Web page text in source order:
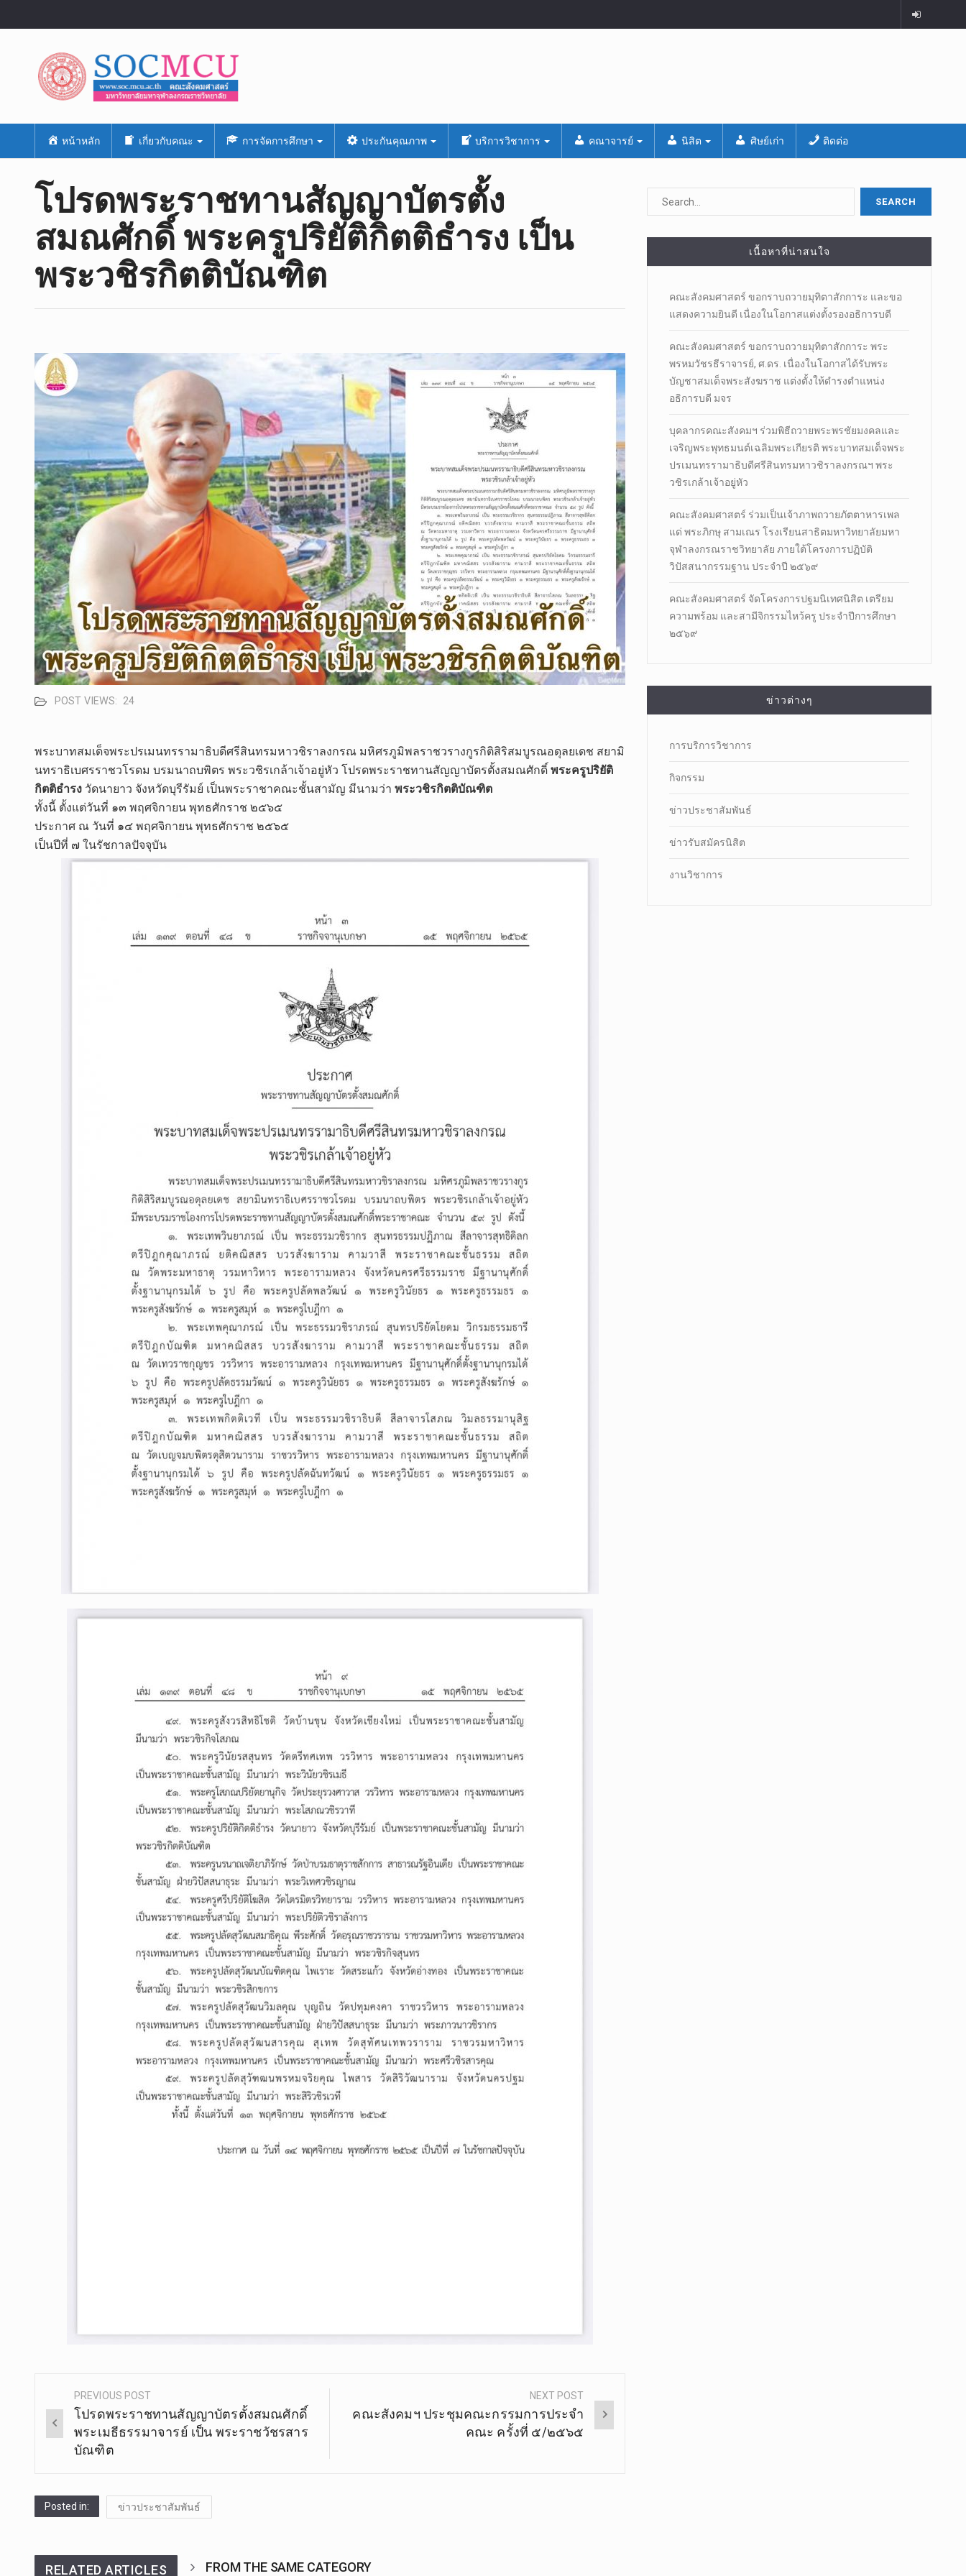
หน้าหลัก เกี่ยวกับคณะ การจัดการศึกษา ประกันคุณภาพ บริการวิชาการ คณาจารย์ นิสิต ศิษย์เก่า ติดต่อ
โปรดพระราชทานสัญญาบัตรตั้ง
สมณศักดิ์ พระครูปริยัติกิตติธำรง เป็น
พระวชิรกิตติบัณฑิต
POST VIEWS: 24
พระบาทสมเด็จพระปรเมนทรรามาธิบดีศรีสินทรมหาวชิราลงกรณ มหิศรภูมิพลราชวรางกูรกิติสิริสมบูรณอดุลยเดช สยามิ
นทราธิเบศรราชวโรดม บรมนาถบพิตร พระวชิรเกล้าเจ้าอยู่หัว​ โปรดพระราชทานสัญญาบัตรตั้งสมณศักดิ์ พระครูปริยัติ
กิตติธำรง วัดนายาว จังหวัดบุรีรัมย์ เป็นพระราชาคณะชั้นสามัญ มีนามว่า พระวชิรกิตติบัณฑิต
ทั้งนี้ ตั้งแต่วันที่ ๑๓ พฤศจิกายน พุทธศักราช ๒๕๖๕
ประกาศ ณ วันที่ ๑๔ พฤศจิกายน​ พุทธศักราช ๒๕๖๕
เป็นปีที่ ๗ ในรัชกาลปัจจุบัน
Post
navigation
PREVIOUS POST
โปรดพระราชทานสัญญาบัตรตั้งสมณศักดิ์
พระเมธีธรรมาจารย์ เป็น พระราชวัชรสาร
บัณฑิต
NEXT POST
คณะสังคมฯ ประชุมคณะกรรมการประจำ
คณะ ครั้งที่ ๕/๒๕๖๕
Posted in: ข่าวประชาสัมพันธ์
RELATED ARTICLES FROM THE SAME CATEGORY
เนื้อหาที่น่าสนใจ
คณะสังคมศาสตร์ ขอกราบถวายมุทิตาสักการะ และขอ
แสดงความยินดี เนื่องในโอกาสแต่งตั้งรองอธิการบดี
คณะสังคมศาสตร์ ขอกราบถวายมุทิตาสักการะ พระ
พรหมวัชรธีราจารย์, ศ.ดร. เนื่องในโอกาสได้รับพระ
บัญชาสมเด็จพระสังฆราช แต่งตั้งให้ดำรงตำแหน่ง
อธิการบดี มจร
บุคลากรคณะสังคมฯ ร่วมพิธีถวายพระพรชัยมงคลและ
เจริญพระพุทธมนต์เฉลิมพระเกียรติ พระบาทสมเด็จพระ
ปรเมนทรรามาธิบดีศรีสินทรมหาวชิราลงกรณฯ พระ
วชิรเกล้าเจ้าอยู่หัว
คณะสังคมศาสตร์ ร่วมเป็นเจ้าภาพถวายภัตตาหารเพล
แด่ พระภิกษุ สามเณร โรงเรียนสาธิตมหาวิทยาลัยมหา
จุฬาลงกรณราชวิทยาลัย ภายใต้โครงการปฏิบัติ
วิปัสสนากรรมฐาน ประจำปี ๒๕๖๙
คณะสังคมศาสตร์ จัดโครงการปฐมนิเทศนิสิต เตรียม
ความพร้อม และสามีจิกรรมไหว้ครู ประจำปีการศึกษา
๒๕๖๙
ข่าวต่างๆ
การบริการวิชาการ
กิจกรรม
ข่าวประชาสัมพันธ์
ข่าวรับสมัครนิสิต
งานวิชาการ